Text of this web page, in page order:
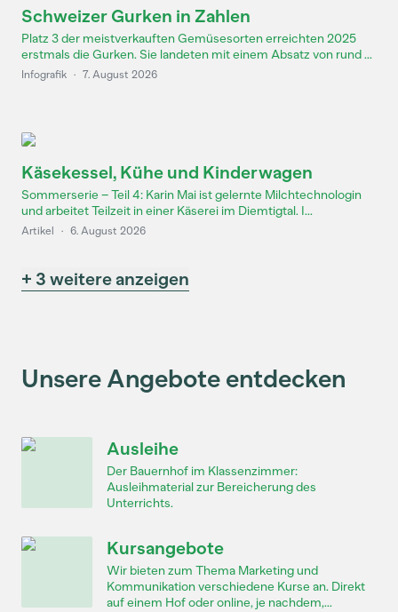
Schweizer Gurken in Zahlen
Platz 3 der meistverkauften Gemüsesorten erreichten 2025
erstmals die Gurken. Sie landeten mit einem Absatz von rund ...
Infografik · 7. August 2026
Käsekessel, Kühe und Kinderwagen
Sommerserie – Teil 4: Karin Mai ist gelernte Milchtechnologin
und arbeitet Teilzeit in einer Käserei im Diemtigtal. I...
Artikel · 6. August 2026
+ 3 weitere anzeigen
Unsere Angebote entdecken
Ausleihe
Der Bauernhof im Klassenzimmer:
Ausleihmaterial zur Bereicherung des
Unterrichts.
Kursangebote
Wir bieten zum Thema Marketing und
Kommunikation verschiedene Kurse an. Direkt
auf einem Hof oder online, je nachdem,...